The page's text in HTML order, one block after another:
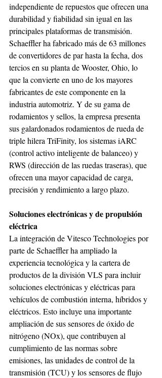
independiente de repuestos que ofrecen una
durabilidad y fiabilidad sin igual en las
principales plataformas de transmisión.
Schaeffler ha fabricado más de 63 millones
de convertidores de par hasta la fecha, dos
tercios en su planta de Wooster, Ohio, lo
que la convierte en uno de los mayores
fabricantes de este componente en la
industria automotriz. Y de su gama de
rodamientos y sellos, la empresa presenta
sus galardonados rodamientos de rueda de
triple hilera TriFinity, los sistemas iARC
(control activo inteligente de balanceo) y
RWS (dirección de las ruedas traseras), que
ofrecen una mayor capacidad de carga,
precisión y rendimiento a largo plazo.
Soluciones electrónicas y de propulsión
eléctrica
La integración de Vitesco Technologies por
parte de Schaeffler ha ampliado la
experiencia tecnológica y la cartera de
productos de la división VLS para incluir
soluciones electrónicas y eléctricas para
vehículos de combustión interna, híbridos y
eléctricos. Esto incluye una importante
ampliación de sus sensores de óxido de
nitrógeno (NOx), que contribuyen al
cumplimiento de las normas sobre
emisiones, las unidades de control de la
transmisión (TCU) y los sensores de flujo